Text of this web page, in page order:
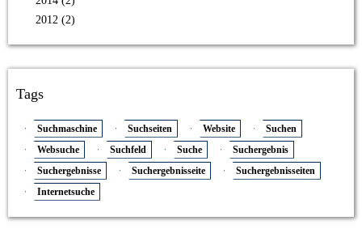
2012 (2)
Tags
Suchmaschine Suchseiten Website
Suchen
Websuche
Suchfeld Suche
Suchergebnis
Suchergebnisse
Suchergebnisseite
Suchergebnisseiten
Internetsuche